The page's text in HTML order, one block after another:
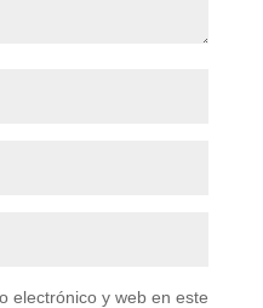
electrónico y web en este